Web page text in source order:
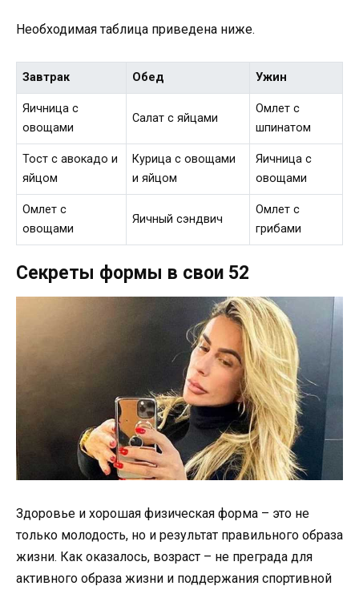
Необходимая таблица приведена ниже.
Завтрак Обед Ужин
Яичница с
овощами
Салат с яйцами
Омлет с
шпинатом
Тост с авокадо и
яйцом
Курица с овощами
и яйцом
Яичница с
овощами
Омлет с
овощами
Яичный сэндвич
Омлет с
грибами
Секреты формы в свои 52
Здоровье и хорошая физическая форма – это не
только молодость, но и результат правильного образа
жизни. Как оказалось, возраст – не преграда для
активного образа жизни и поддержания спортивной